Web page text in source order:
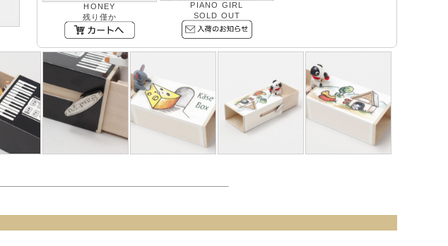
HONEY
残り僅か
PIANO GIRL
SOLD OUT